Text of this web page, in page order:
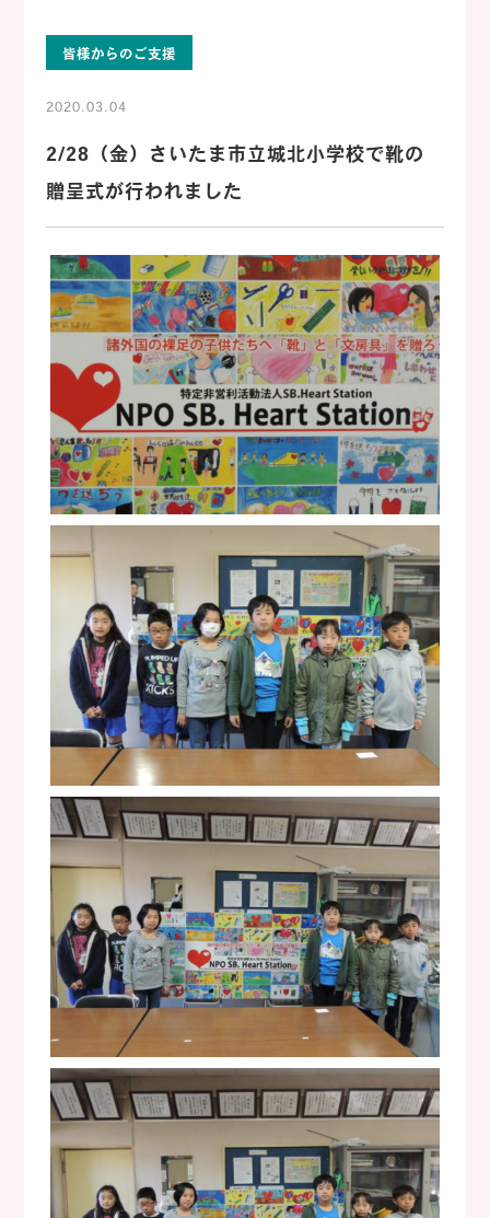
皆様からのご支援
2020.03.04
2/28（金）さいたま市立城北小学校で靴の
贈呈式が行われました